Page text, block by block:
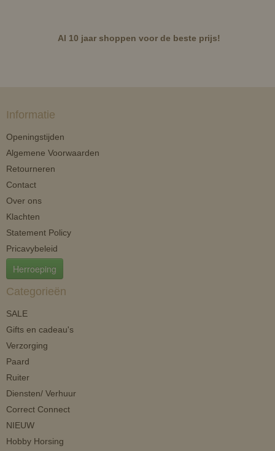
Al 10 jaar shoppen voor de beste prijs!
Informatie
Openingstijden
Algemene Voorwaarden
Retourneren
Contact
Over ons
Klachten
Statement Policy
Pricavybeleid
Herroeping
Categorieën
SALE
Gifts en cadeau's
Verzorging
Paard
Ruiter
Diensten/ Verhuur
Correct Connect
NIEUW
Hobby Horsing